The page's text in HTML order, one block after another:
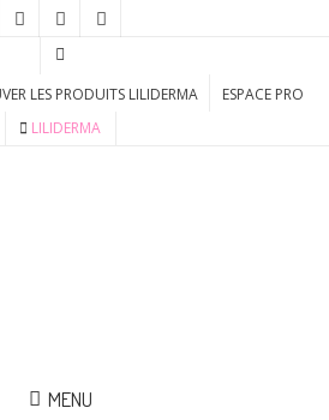
LES PRODUITS LILIDERMA
ESPACE PRO
LILIDERMA
MENU